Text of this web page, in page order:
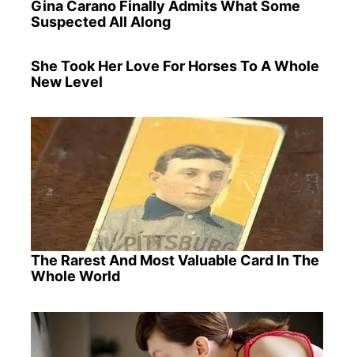
Gina Carano Finally Admits What Some
Suspected All Along
She Took Her Love For Horses To A Whole
New Level
The Rarest And Most Valuable Card In The
Whole World